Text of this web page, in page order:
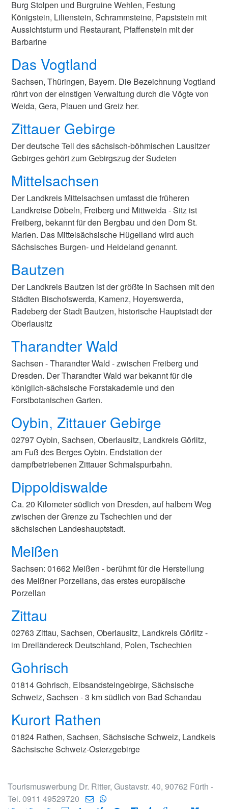
Burg Stolpen und Burgruine Wehlen, Festung
Königstein, Lilienstein, Schrammsteine, Papststein mit
Aussichtsturm und Restaurant, Pfaffenstein mit der
Barbarine
Das Vogtland
Sachsen, Thüringen, Bayern. Die Bezeichnung Vogtland
rührt von der einstigen Verwaltung durch die Vögte von
Weida, Gera, Plauen und Greiz her.
Zittauer Gebirge
Der deutsche Teil des sächsisch-böhmischen Lausitzer
Gebirges gehört zum Gebirgszug der Sudeten
Mittelsachsen
Der Landkreis Mittelsachsen umfasst die früheren
Landkreise Döbeln, Freiberg und Mittweida - Sitz ist
Freiberg, bekannt für den Bergbau und den Dom St.
Marien. Das Mittelsächsische Hügelland wird auch
Sächsisches Burgen- und Heideland genannt.
Bautzen
Der Landkreis Bautzen ist der größte in Sachsen mit den
Städten Bischofswerda, Kamenz, Hoyerswerda,
Radeberg der Stadt Bautzen, historische Hauptstadt der
Oberlausitz
Tharandter Wald
Sachsen - Tharandter Wald - zwischen Freiberg und
Dresden. Der Tharandter Wald war bekannt für die
königlich-sächsische Forstakademie und den
Forstbotanischen Garten.
Oybin, Zittauer Gebirge
02797 Oybin, Sachsen, Oberlausitz, Landkreis Görlitz,
am Fuß des Berges Oybin. Endstation der
dampfbetriebenen Zittauer Schmalspurbahn.
Dippoldiswalde
Ca. 20 Kilometer südlich von Dresden, auf halbem Weg
zwischen der Grenze zu Tschechien und der
sächsischen Landeshauptstadt.
Meißen
Sachsen: 01662 Meißen - berühmt für die Herstellung
des Meißner Porzellans, das erstes europäische
Porzellan
Zittau
02763 Zittau, Sachsen, Oberlausitz, Landkreis Görlitz -
im Dreiländereck Deutschland, Polen, Tschechien
Gohrisch
01814 Gohrisch, Elbsandsteingebirge, Sächsische
Schweiz, Sachsen - 3 km südlich von Bad Schandau
Kurort Rathen
01824 Rathen, Sachsen, Sächsische Schweiz, Landkeis
Sächsische Schweiz-Osterzgebirge
Tourismuswerbung Dr. Ritter, Gustavstr. 40, 90762 Fürth -
Tel. 0911 49529720